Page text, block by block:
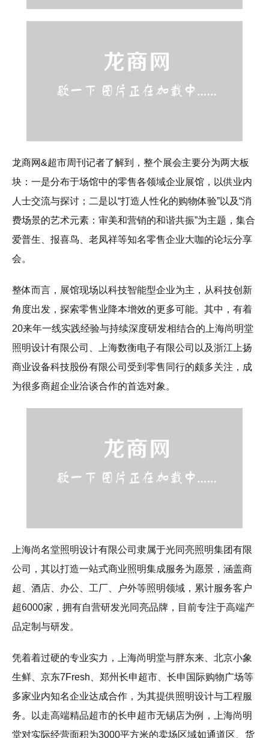
龙商网&超市周刊记者了解到，整个展会主要分为两大板
块：一是分布于场馆中的零售各领域企业展馆，以供业内
人士交流与探讨；二是以“打造人性化的购物体验”以及“消
费场景的艺术元素：审美和营销的和谐共振”为主题，集合
爱普生、报喜鸟、老凤祥等知名零售企业大咖的论坛分享
会。
整体而言，展馆现场以科技智能型企业为主，从科技创新
角度出发，探索零售业降本增效的更多可能。其中，有着
20来年一线实践经验与持续深度研发相结合的上海尚明堂
照明设计有限公司、上海数衡电子有限公司以及浙江上扬
商业设备科技股份有限公司受到零售同行的颇多关注，成
为很多商超企业洽谈合作的首选对象。
上海尚名堂照明设计有限公司隶属于光同亮照明集团有限
公司，其以打造一站式商业照明集成服务为愿景，涵盖商
超、酒店、办公、工厂、户外等照明领域，累计服务客户
超6000家，拥有自营研发光同亮品牌，目前专注于高端产
品定制与研发。
凭着着过硬的专业实力，上海尚明堂与胖东来、北京小象
生鲜、京东7Fresh、郑州长申超市、长申国际购物广场等
多家业内知名企业达成合作，为其提供照明设计与工程服
务。以走高端精品超市的长申超市无锡店为例，上海尚明
堂对实际经营面积为3000平方米的卖场区域如通道区、货